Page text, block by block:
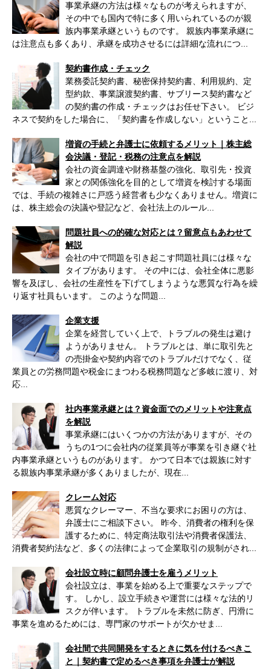
事業承継の方法は様々なものが考えられますが、
その中でも国内で特に多く用いられているのが親
族内事業承継というものです。 親族内事業承継に
は注意点も多くあり、承継を成功させるには詳細な流れにつ...
契約書作成・チェック
業務委託契約書、秘密保持契約書、利用規約、定
型約款、事業譲渡契約書、サブリース契約書など
の契約書の作成・チェックはお任せ下さい。 ビジ
ネスで契約をした場合に、「契約書を作成しない」ということ...
増資の手続と弁護士に依頼するメリット｜株主総
会決議・登記・税務の注意点を解説
会社の資金調達や財務基盤の強化、取引先・投資
家との関係強化を目的として増資を検討する場面
では、手続の複雑さに戸惑う経営者も少なくありません。増資に
は、株主総会の決議や登記など、会社法上のルール...
問題社員への的確な対応とは？留意点もあわせて
解説
会社の中で問題を引き起こす問題社員には様々な
タイプがあります。 その中には、会社全体に悪影
響を及ぼし、会社の生産性を下げてしまうような悪質な行為を繰
り返す社員もいます。 このような問題...
企業支援
企業を経営していく上で、トラブルの発生は避け
ようがありません。 トラブルとは、単に取引先と
の売掛金や契約内容でのトラブルだけでなく、従
業員との労務問題や税金にまつわる税務問題など多岐に渡り、対
応...
社内事業承継とは？資金面でのメリットや注意点
を解説
事業承継にはいくつかの方法がありますが、その
うちの1つに会社内の従業員等が事業を引き継ぐ社
内事業承継というものがあります。 かつて日本では親族に対す
る親族内事業承継が多くありましたが、現在...
クレーム対応
悪質なクレーマー、不当な要求にお困りの方は、
弁護士にご相談下さい。 昨今、消費者の権利を保
護するために、特定商法取引法や消費者保護法、
消費者契約法など、多くの法律によって企業取引の規制がされ...
会社設立時に顧問弁護士を雇うメリット
会社設立は、事業を始める上で重要なステップで
す。 しかし、設立手続きや運営には様々な法的リ
スクが伴います。 トラブルを未然に防ぎ、円滑に
事業を進めるためには、専門家のサポートが欠かせま...
会社間で共同開発をするときに気を付けるべきこ
と｜契約書で定めるべき事項を弁護士が解説